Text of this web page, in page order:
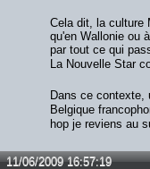
Cela dit, la culture
qu'en Wallonie ou
par tout ce qui
La Nouvelle Star
Dans ce contexte,
Belgique
hop je reviens au
11/06/2009 16:57:19